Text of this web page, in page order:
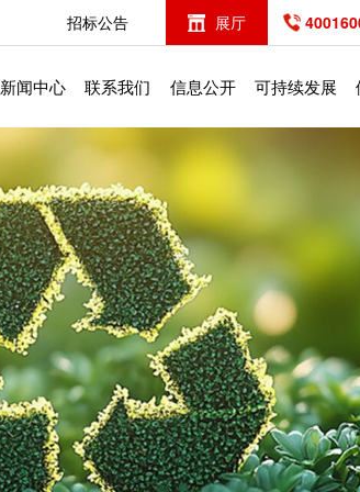
招标公告 展厅
新闻中心 联系我们 信息公开 可持续发展